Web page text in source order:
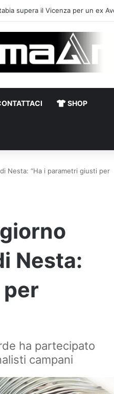
SHOP
Nesta: “Ha i parametri giusti per
Nesta:
per
ha partecipato
campani